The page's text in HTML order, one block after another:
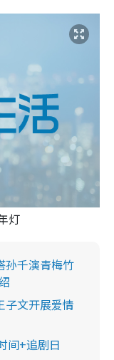
灯
孙千演青梅竹
子文开展爱情
间+追剧日